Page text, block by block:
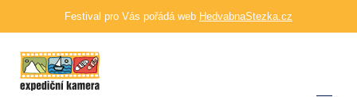
Festival pro Vás pořádá web HedvabnaStezka.cz